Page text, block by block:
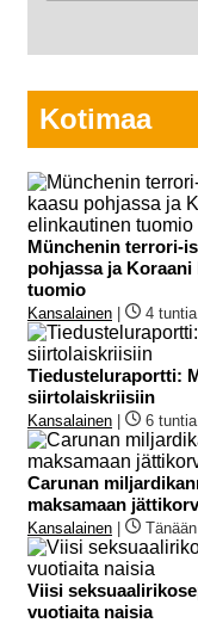
Kotimaa
Münchenin terrori-
pohjassa ja
tuomio
Kansalainen | 4
Tiedusteluraportti:
siirtolaiskriisiin
Kansalainen | 6
Carunan
maksamaan
Kansalainen |
Viisi
vuotiaita naisia